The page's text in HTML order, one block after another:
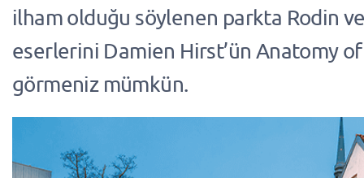
ilham olduğu söylenen parkta Rodin ve
eserlerini Damien Hirst’ün Anatomy of
görmeniz mümkün.